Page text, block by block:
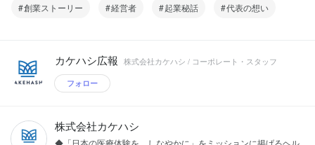
創業ストーリー 経営者 起業秘話 代表の想い
カケハシ広報 株式会社カケハシ / コーポレート・スタッフ
フォロー
株式会社カケハシ
◆「日本の医療体験を、しなやかに」をミッションに掲げるヘル